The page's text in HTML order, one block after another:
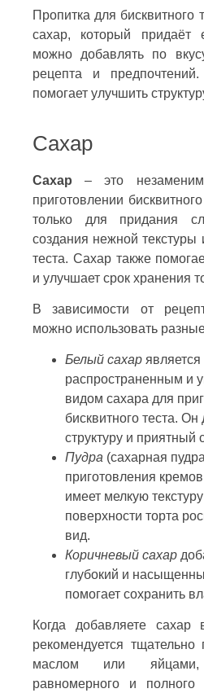
Пропитка для бисквитного
сахар, который придаёт
можно добавлять по
рецепта и
помогает улучшить
Сахар
Сахар – это
приготовлении
только для придания
создания нежной текстуры
теста. Сахар также
и улучшает срок хранения
В зависимости от
можно использовать
Белый сахар
распространенным и
видом сахара для
бисквитного теста.
структуру и приятный
Пудра (сахарная
приготовления
имеет мелкую
поверхности торта
вид.
Коричневый сахар
глубокий и
помогает сохранить
Когда добавляете сахар
рекомендуется
маслом или
равномерного и полного